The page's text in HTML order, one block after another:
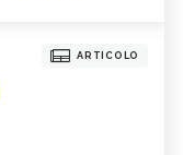
ARTICOLO